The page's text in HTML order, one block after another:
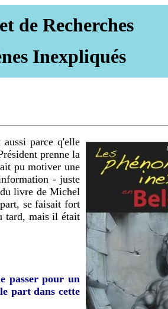
de Recherches
Inexpliqués
parce q'elle
prenne la
pu motiver une
- juste
livre de Michel
se faisait fort
tard, mais il était
passer pour un
part dans cette